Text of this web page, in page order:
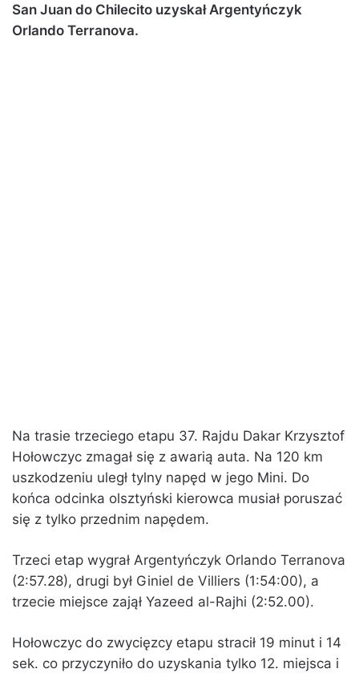
San Juan do Chilecito uzyskał Argentyńczyk
Orlando Terranova.
Na trasie trzeciego etapu 37. Rajdu Dakar Krzysztof
Hołowczyc zmagał się z awarią auta. Na 120 km
uszkodzeniu uległ tylny napęd w jego Mini. Do
końca odcinka olsztyński kierowca musiał poruszać
się z tylko przednim napędem.
Trzeci etap wygrał Argentyńczyk Orlando Terranova
(2:57.28), drugi był Giniel de Villiers (1:54:00), a
trzecie miejsce zajął Yazeed al-Rajhi (2:52.00).
Hołowczyc do zwycięzcy etapu stracił 19 minut i 14
sek. co przyczyniło do uzyskania tylko 12. miejsca i